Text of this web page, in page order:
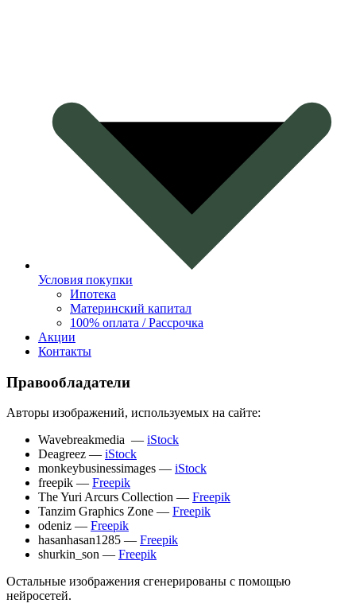
Условия покупки
Ипотека
Материнский капитал
100% оплата / Рассрочка
Акции
Контакты
Правообладатели
Авторы изображений, используемых на сайте:
Wavebreakmedia — iStock
Deagreez — iStock
monkeybusinessimages — iStock
freepik — Freepik
The Yuri Arcurs Collection — Freepik
Tanzim Graphics Zone — Freepik
odeniz — Freepik
hasanhasan1285 — Freepik
shurkin_son — Freepik
Остальные изображения сгенерированы с помощью
нейросетей.